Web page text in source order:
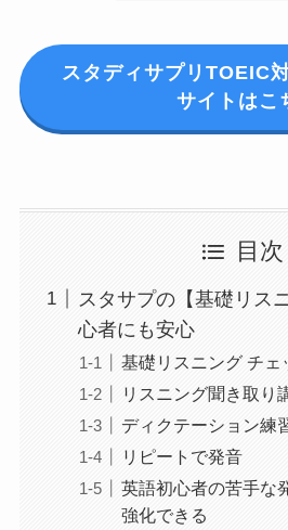
スタディサプリTOEIC
サイトはこ
目次
スタサプの【基礎リス
心者にも安心
基礎リスニング チェ
リスニング聞き取り
ディクテーション練
リピートで発音
英語初心者の苦手な
強化できる